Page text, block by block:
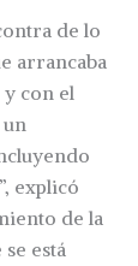
de lo
arrancaba
y con el
explicó
de la
está